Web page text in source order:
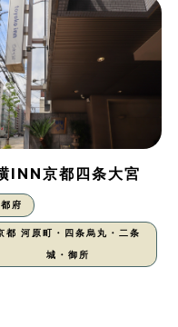
INN京都四条大宮
府
都 河原町・四条烏丸・二条
城・御所